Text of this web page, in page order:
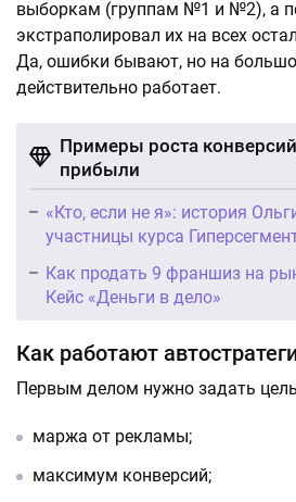
выборкам (группам №1 и №2), а
экстраполировал их на всех
Да, ошибки бывают, но на
действительно работает.
Примеры роста
прибыли
«Кто, если не я»: история
участницы курса
Как продать 9 франшиз на
Кейс «Деньги в дело»
Как работают
Первым делом нужно задать
маржа от рекламы;
максимум конверсий;